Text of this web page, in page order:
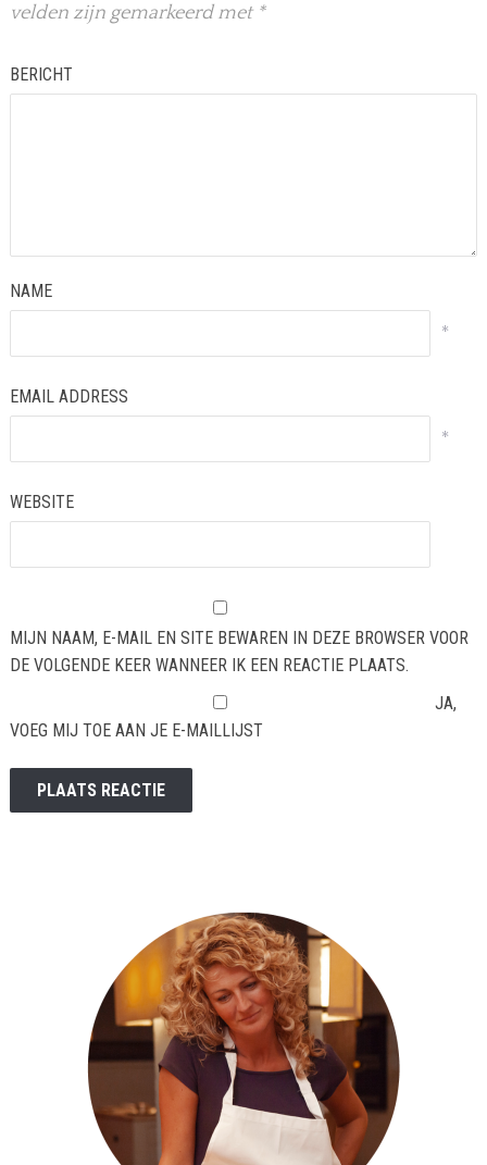
velden zijn gemarkeerd met *
BERICHT
NAME
*
EMAIL ADDRESS
*
WEBSITE
MIJN NAAM, E-MAIL EN SITE BEWAREN IN DEZE BROWSER VOOR
DE VOLGENDE KEER WANNEER IK EEN REACTIE PLAATS.
JA,
VOEG MIJ TOE AAN JE E-MAILLIJST